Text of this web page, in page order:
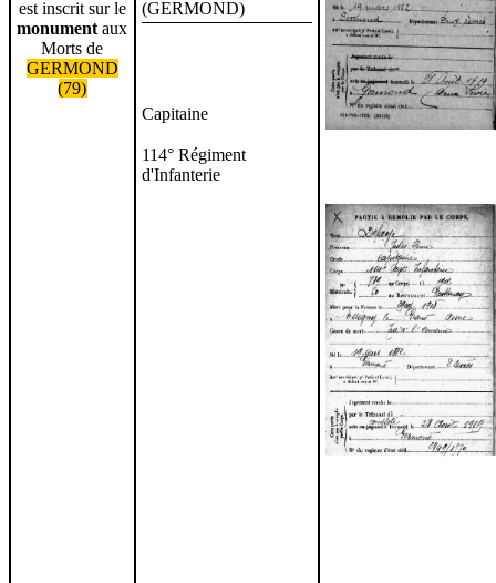
est inscrit sur le
monument aux
Morts de
GERMOND
(79)
(GERMOND)
Capitaine
114° Régiment
d'Infanterie